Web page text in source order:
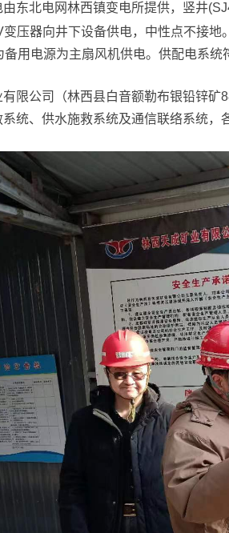
东北电网林西镇变电所提供，竖井
压器向井下设备供电，中性点不接
用电源为主扇风机供电。供配电系统
限公司（林西县白音额勒布银铅锌矿
统、供水施救系统及通信联络系统